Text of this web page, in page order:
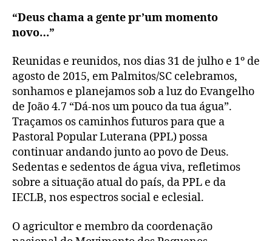
Luterana
“Deus chama a gente pr’um momento
novo…”
Reunidas e reunidos, nos dias 31 de julho e 1º de
agosto de 2015, em Palmitos/SC celebramos,
sonhamos e planejamos sob a luz do Evangelho
de João 4.7 “Dá-nos um pouco da tua água”.
Traçamos os caminhos futuros para que a
Pastoral Popular Luterana (PPL) possa
continuar andando junto ao povo de Deus.
Sedentas e sedentos de água viva, refletimos
sobre a situação atual do país, da PPL e da
IECLB, nos espectros social e eclesial.
O agricultor e membro da coordenação